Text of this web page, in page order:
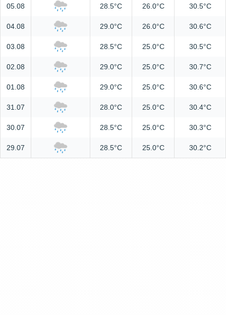
05.08 28.5°C 26.0°C 30.5°C
04.08 29.0°C 26.0°C 30.6°C
03.08 28.5°C 25.0°C 30.5°C
02.08 29.0°C 25.0°C 30.7°C
01.08 29.0°C 25.0°C 30.6°C
31.07 28.0°C 25.0°C 30.4°C
30.07 28.5°C 25.0°C 30.3°C
29.07 28.5°C 25.0°C 30.2°C